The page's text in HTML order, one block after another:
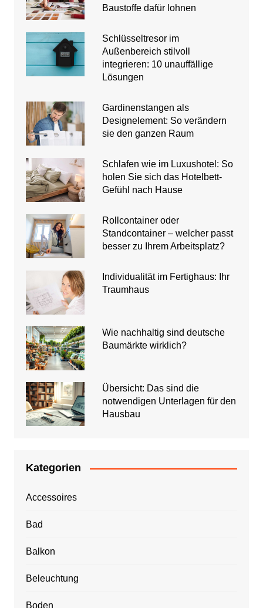
Baustoffe dafür lohnen
Schlüsseltresor im
Außenbereich stilvoll
integrieren: 10 unauffällige
Lösungen
Gardinenstangen als
Designelement: So verändern
sie den ganzen Raum
Schlafen wie im Luxushotel: So
holen Sie sich das Hotelbett-
Gefühl nach Hause
Rollcontainer oder
Standcontainer – welcher passt
besser zu Ihrem Arbeitsplatz?
Individualität im Fertighaus: Ihr
Traumhaus
Wie nachhaltig sind deutsche
Baumärkte wirklich?
Übersicht: Das sind die
notwendigen Unterlagen für den
Hausbau
Kategorien
Accessoires
Bad
Balkon
Beleuchtung
Boden